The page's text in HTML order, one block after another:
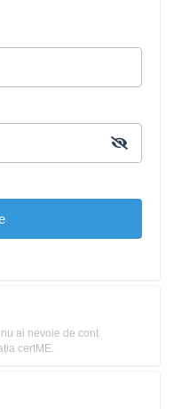
ai nevoie de cont
certME.